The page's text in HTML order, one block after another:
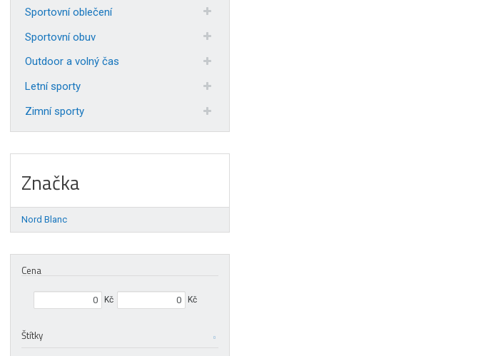
Sportovní oblečení
Sportovní obuv
Outdoor a volný čas
Letní sporty
Zimní sporty
Značka
Nord Blanc
Cena
Kč Kč
Štítky